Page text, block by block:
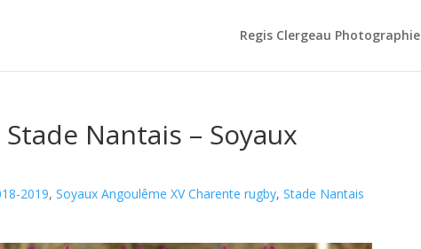
Regis Clergeau Photographie
Nantais – Soyaux
2019,Soyaux Angoulême XV Charente rugby,Stade Nantais